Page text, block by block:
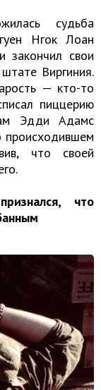
судьба
Нгок Лоан
свои
Виргиния.
— кто-то
пиццерию
Эдди Адамс
происходившем
что своей
что